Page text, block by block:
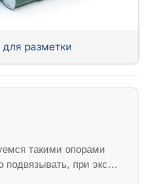
разметки
такими опорами
подвязывать, при экс…